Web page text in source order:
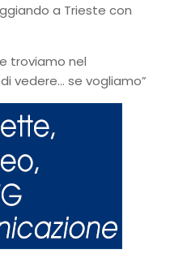
a Trieste con
troviamo nel
vedere… se vogliamo”